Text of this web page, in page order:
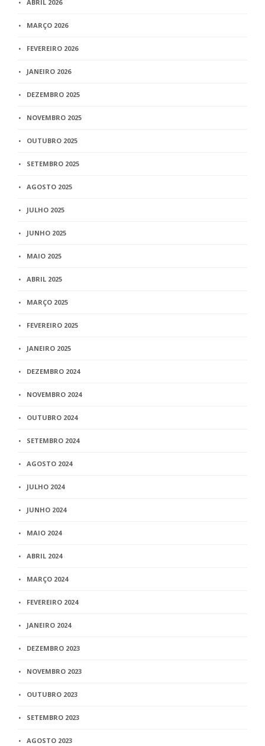
ABRIL 2026
MARÇO 2026
FEVEREIRO 2026
JANEIRO 2026
DEZEMBRO 2025
NOVEMBRO 2025
OUTUBRO 2025
SETEMBRO 2025
AGOSTO 2025
JULHO 2025
JUNHO 2025
MAIO 2025
ABRIL 2025
MARÇO 2025
FEVEREIRO 2025
JANEIRO 2025
DEZEMBRO 2024
NOVEMBRO 2024
OUTUBRO 2024
SETEMBRO 2024
AGOSTO 2024
JULHO 2024
JUNHO 2024
MAIO 2024
ABRIL 2024
MARÇO 2024
FEVEREIRO 2024
JANEIRO 2024
DEZEMBRO 2023
NOVEMBRO 2023
OUTUBRO 2023
SETEMBRO 2023
AGOSTO 2023